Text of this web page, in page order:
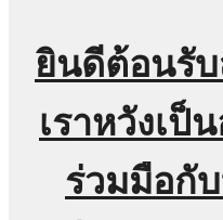
ยินดีต้อนรับ
เราหวังเป็
ร่วมมือกั